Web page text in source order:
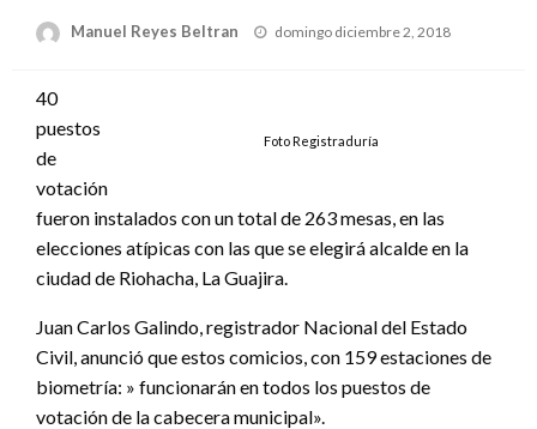
Manuel Reyes Beltran
Publicado
domingo diciembre 2, 2018
Foto Registraduría
40
puestos
de
votación
fueron instalados con un total de 263 mesas, en las
elecciones atípicas con las que se elegirá alcalde en la
ciudad de Riohacha, La Guajira.
Juan Carlos Galindo, registrador Nacional del Estado
Civil, anunció que estos comicios, con 159 estaciones de
biometría: » funcionarán en todos los puestos de
votación de la cabecera municipal».